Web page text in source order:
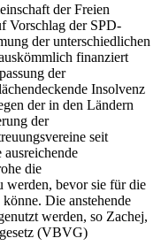
der Freien
Vorschlag der SPD-
der unterschiedlichen
finanziert
der
Insolvenz
der in den Ländern
der
seit
die
werden, bevor sie für die
Die anstehende
werden, so Zachej,
(VBVG)